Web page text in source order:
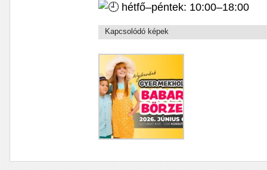
hétfő–péntek: 10:00–18:00
Kapcsolódó képek